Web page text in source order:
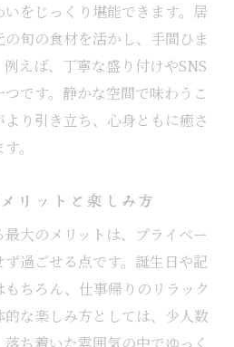
をじっくり堪能できます。居
旬の食材を活かし、手間ひま
えば、丁寧な盛り付けやSNS
です。静かな空間で味わうこ
り引き立ち、心身ともに癒さ
。
リットと楽しみ方
大のメリットは、プライベー
過ごせる点です。誕生日や記
ちろん、仕事帰りのリラック
な楽しみ方としては、少人数